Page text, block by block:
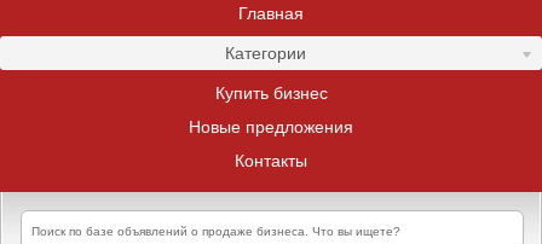
Главная
Категории
Купить бизнес
Новые предложения
Контакты